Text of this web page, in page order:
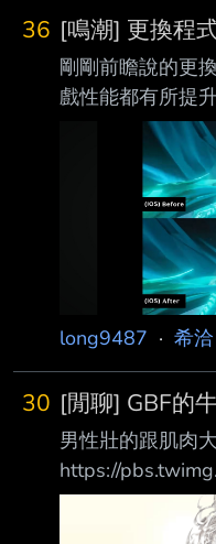
訟，控告騰訊（
（NetEase）、
娛（37
遊戲公司，象徵
42 元、1.5 美元
為了金錢，而是
切實履行未成年
36 [鳴潮] 更換程
剛剛前瞻說的更
戲性能都有所提
https://
https://
https://
數差別 一直被講
是全平台不是只
long9487 · 希
30 [閒聊] GBF的
男性壯的跟肌肉
https://
slf.png 為啥她們
各個都是巨乳 相